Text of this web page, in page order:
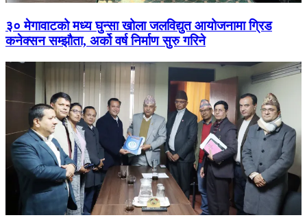
३० मेगावाटको मध्य घुन्सा खोला जलविद्युत आयोजनामा ग्रिड
कनेक्सन सम्झौता, अर्को वर्ष निर्माण सुरु गरिने